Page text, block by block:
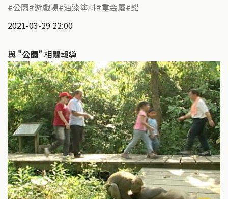
公園 遊戲場 油漆塗料 重金屬 鉛
2021-03-29 22:00
與 "公園" 相關報導